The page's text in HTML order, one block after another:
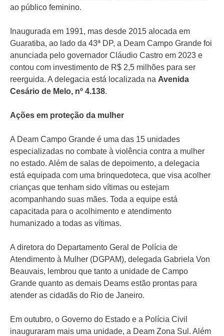
ao público feminino.
Inaugurada em 1991, mas desde 2015 alocada em
Guaratiba, ao lado da 43ª DP, a Deam Campo Grande foi
anunciada pelo governador Cláudio Castro em 2023 e
contou com investimento de R$ 2,5 milhões para ser
reerguida. A delegacia está localizada na Avenida
Cesário de Melo, nº 4.138.
Ações em proteção da mulher
A Deam Campo Grande é uma das 15 unidades
especializadas no combate à violência contra a mulher
no estado. Além de salas de depoimento, a delegacia
está equipada com uma brinquedoteca, que visa acolher
crianças que tenham sido vítimas ou estejam
acompanhando suas mães. Toda a equipe está
capacitada para o acolhimento e atendimento
humanizado a todas as vítimas.
A diretora do Departamento Geral de Polícia de
Atendimento à Mulher (DGPAM), delegada Gabriela Von
Beauvais, lembrou que tanto a unidade de Campo
Grande quanto as demais Deams estão prontas para
atender as cidadãs do Rio de Janeiro.
Em outubro, o Governo do Estado e a Polícia Civil
inauguraram mais uma unidade, a Deam Zona Sul. Além